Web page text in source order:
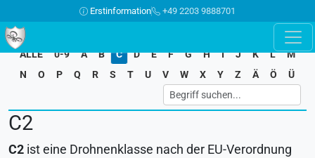
Erstinformation +49 2203 9888701
ALLE 0-9 A B C D E F G H I J K L
M
N
O P Q R S T U V W X Y Z Ä Ö Ü
C2
C2 ist eine Drohnenklasse nach der EU-Verordnung